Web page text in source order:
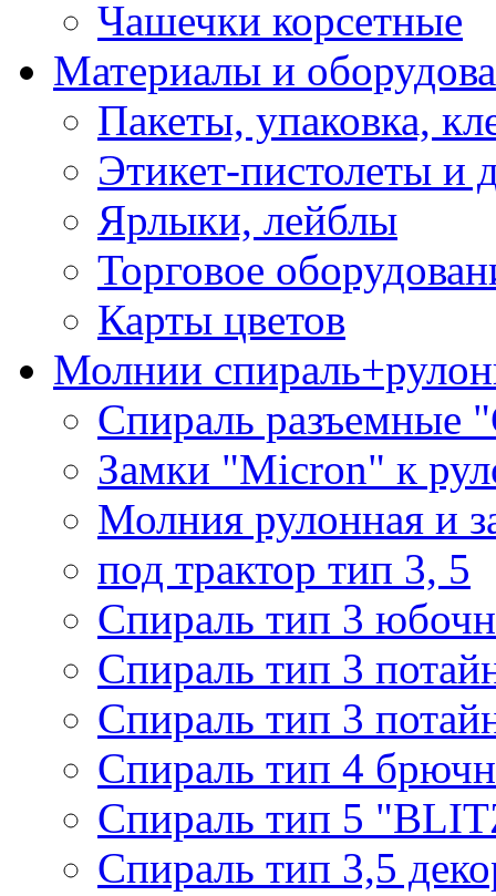
Чашечки корсетные
Материалы и
Пакеты, упаковка,
Этикет-пистолеты и
Ярлыки, лейблы
Торговое
Карты цветов
Молнии
Спираль разъемные
Замки "Micron" к
Молния рулонная и
под трактор тип 3, 5
Спираль тип 3
Спираль тип 3
Спираль тип 3
Спираль тип 4
Спираль тип 5
Спираль тип 3,5